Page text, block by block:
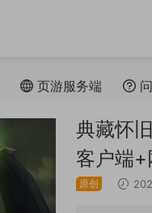
页游服务端
典藏怀
客户端
原创